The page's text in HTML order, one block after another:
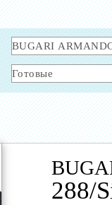
288/